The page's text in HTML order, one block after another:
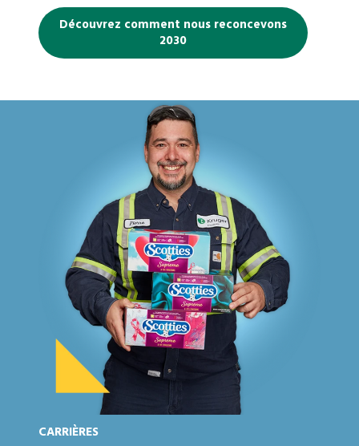
Découvrez comment nous reconcevons
2030
CARRIÈRES